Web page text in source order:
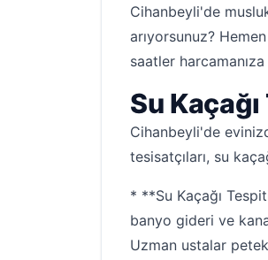
Cihanbeyli'de
arıyorsunuz?
saatler
Su
Cihanbeyli'de
tesisatçıları, su
* **Su Kaçağı
banyo gideri ve
Uzman ustalar